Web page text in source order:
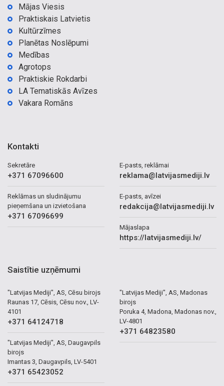
Mājas Viesis
Praktiskais Latvietis
Kultūrzīmes
Planētas Noslēpumi
Medības
Agrotops
Praktiskie Rokdarbi
LA Tematiskās Avīzes
Vakara Romāns
Kontakti
Sekretāre
+371 67096600
Reklāmas un sludinājumu
pieņemšana un izvietošana
+371 67096699
E-pasts, reklāmai
reklama@latvijasmediji.lv
E-pasts, avīzei
redakcija@latvijasmediji.lv
Mājaslapa
https://latvijasmediji.lv/
Saistītie uzņēmumi
"Latvijas Mediji", AS, Cēsu birojs
Raunas 17, Cēsis, Cēsu nov., LV-
4101
+371 64124718
"Latvijas Mediji", AS, Daugavpils
birojs
Imantas 3, Daugavpils, LV-5401
+371 65423052
"Latvijas Mediji", AS, Madonas
birojs
Poruka 4, Madona, Madonas nov.,
LV-4801
+371 64823580